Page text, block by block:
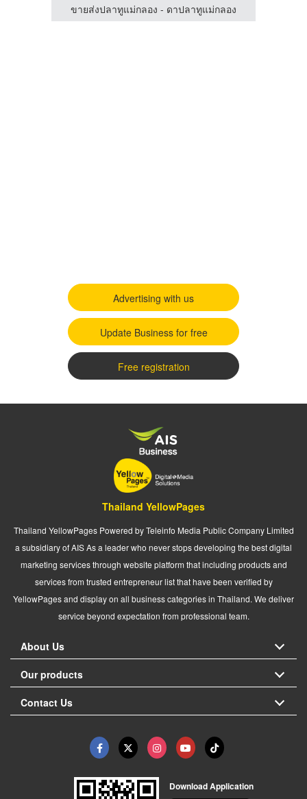
ขายส่งปลาทูแม่กลอง - ดาปลาทูแม่กลอง
Advertising with us
Update Business for free
Free registration
Thailand YellowPages
Thailand YellowPages Powered by Teleinfo Media Public Company Limited
a subsidiary of AIS As a leader who never stops developing the best digital
marketing services through website platform that including products and
services from trusted entrepreneur list that have been verified by
YellowPages and display on all business categories in Thailand. We deliver
service beyond expectation from professional team.
About Us
Our products
Contact Us
Download Application